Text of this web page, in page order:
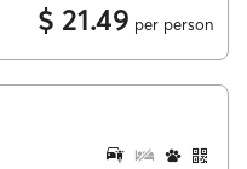
$ 21.49 per person